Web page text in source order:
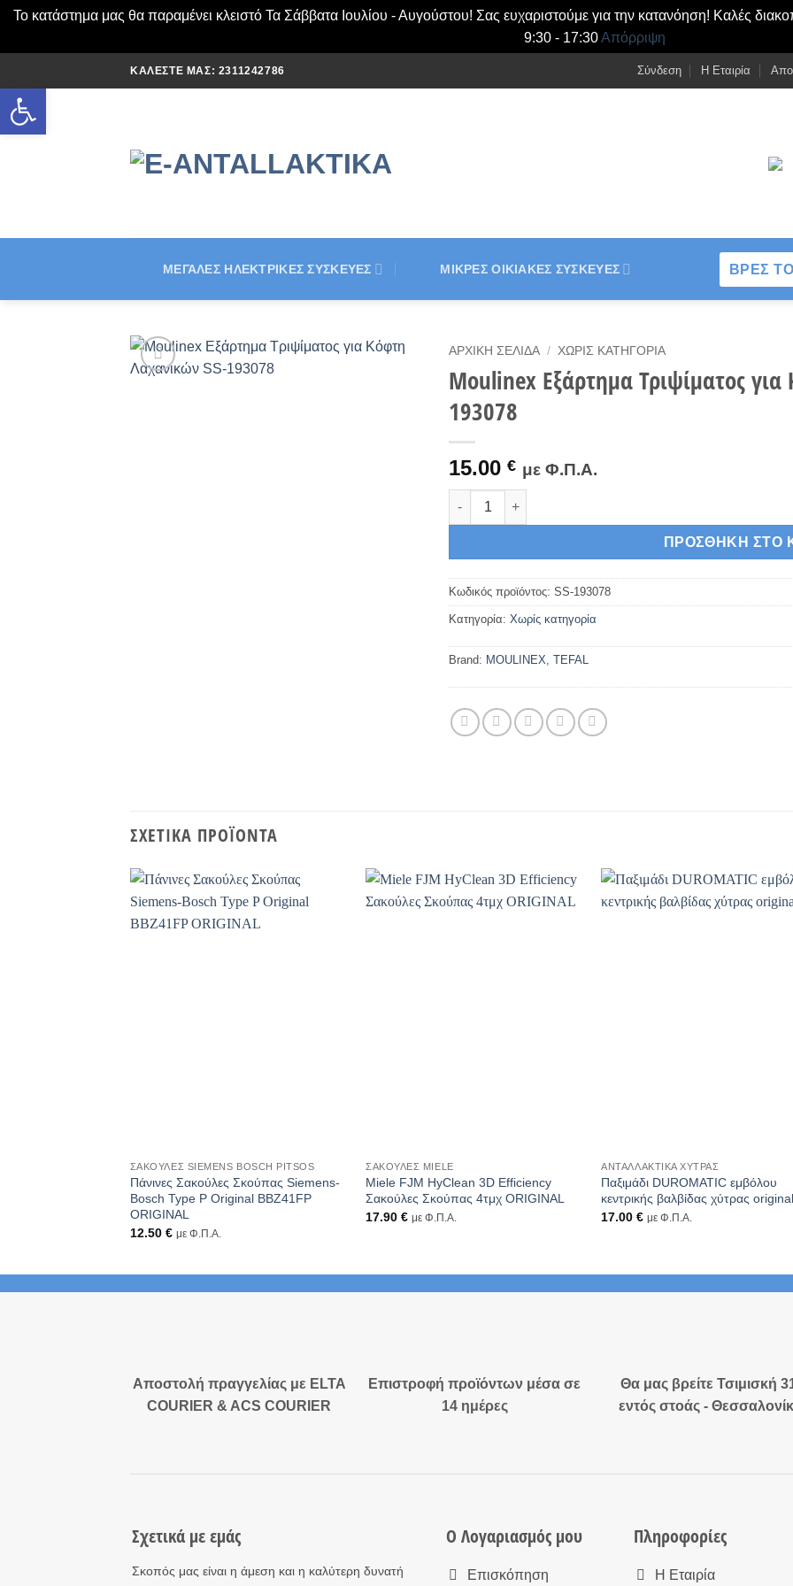
Ανοίξτε τη γραμμή εργαλείων
Το κατάστημα μας θα παραμένει κλειστό Τα Σάββατα Ιουλίου - Αυγούστου! Σας ευχαριστούμε για την κατανόηση! Καλές
9:30 - 17:30Απόρριψη
στο
περιεχόμενο
ΚΑΛΈΣΤΕ ΜΑΣ: 2311242786 Σύνδεση Η Εταιρία
ΜΕΓΆΛΕΣ ΗΛΕΚΤΡΙΚΈΣ ΣΥΣΚΕΥΈΣ ΜΙΚΡΈΣ ΟΙΚΙΑΚΈΣ ΣΥΣΚΕΥΈΣ ΒΡΕΣ
ΑΡΧΙΚΉ ΣΕΛΊΔΑ / ΧΩΡΊΣ ΚΑΤΗΓΟΡΊΑ
Moulinex Εξάρτημα Τριψίματος
193078
15.00 € με Φ.Π.Α.
Moulinex Εξάρτημα Τριψίματος για Κόφτη Λαχανικών
ΠΡΟΣΘΉΚΗ ΣΤΟ
Κωδικός προϊόντος: SS-193078
Κατηγορία: Χωρίς κατηγορία
Brand: MOULINEX TEFAL
ΣΧΕΤΙΚΆ ΠΡΟΪΌΝΤΑ
ΣΑΚΟΎΛΕΣ SIEMENS BOSCH PITSOS
Πάνινες Σακούλες Σκούπας Siemens-
Bosch Type P Original BBZ41FP
ORIGINAL
12.50 € με Φ.Π.Α.
ΣΑΚΟΎΛΕΣ MIELE
Miele FJM HyClean 3D Efficiency
Σακούλες Σκούπας 4τμχ ORIGINAL
17.90€ με Φ.Π.Α.
ΑΝΤΑΛΛΑΚΤΙΚΆ ΧΎΤΡΑΣ
Παξιμάδι DUROMATIC εμβόλου
κεντρικής βαλβίδας χύτρας original
17.00€ με Φ.Π.Α.
Αποστολή πραγγελίας με ELTA
COURIER & ACS COURIER
Επιστροφή προϊόντων μέσα σε
14 ημέρες
Θα μας βρείτε Τσιμισκή
εντός στοάς -
Σχετικά με εμάς
Σκοπός μας είναι η άμεση και η καλύτερη δυνατή
Ο Λογαριασμός μου
Επισκόπηση
Πληροφορίες
Η Εταιρία